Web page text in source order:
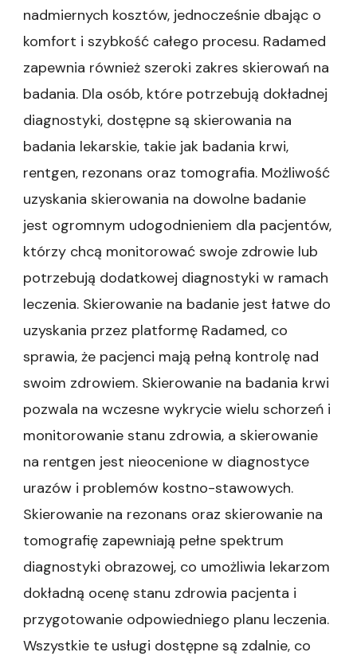
nadmiernych kosztów, jednocześnie dbając o
komfort i szybkość całego procesu. Radamed
zapewnia również szeroki zakres skierowań na
badania. Dla osób, które potrzebują dokładnej
diagnostyki, dostępne są skierowania na
badania lekarskie, takie jak badania krwi,
rentgen, rezonans oraz tomografia. Możliwość
uzyskania skierowania na dowolne badanie
jest ogromnym udogodnieniem dla pacjentów,
którzy chcą monitorować swoje zdrowie lub
potrzebują dodatkowej diagnostyki w ramach
leczenia. Skierowanie na badanie jest łatwe do
uzyskania przez platformę Radamed, co
sprawia, że pacjenci mają pełną kontrolę nad
swoim zdrowiem. Skierowanie na badania krwi
pozwala na wczesne wykrycie wielu schorzeń i
monitorowanie stanu zdrowia, a skierowanie
na rentgen jest nieocenione w diagnostyce
urazów i problemów kostno-stawowych.
Skierowanie na rezonans oraz skierowanie na
tomografię zapewniają pełne spektrum
diagnostyki obrazowej, co umożliwia lekarzom
dokładną ocenę stanu zdrowia pacjenta i
przygotowanie odpowiedniego planu leczenia.
Wszystkie te usługi dostępne są zdalnie, co